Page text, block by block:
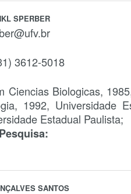
SPERBER
3612-5018
Ciencias Biologicas,
1992, Universidade
Estadual Paulista;
SANTOS